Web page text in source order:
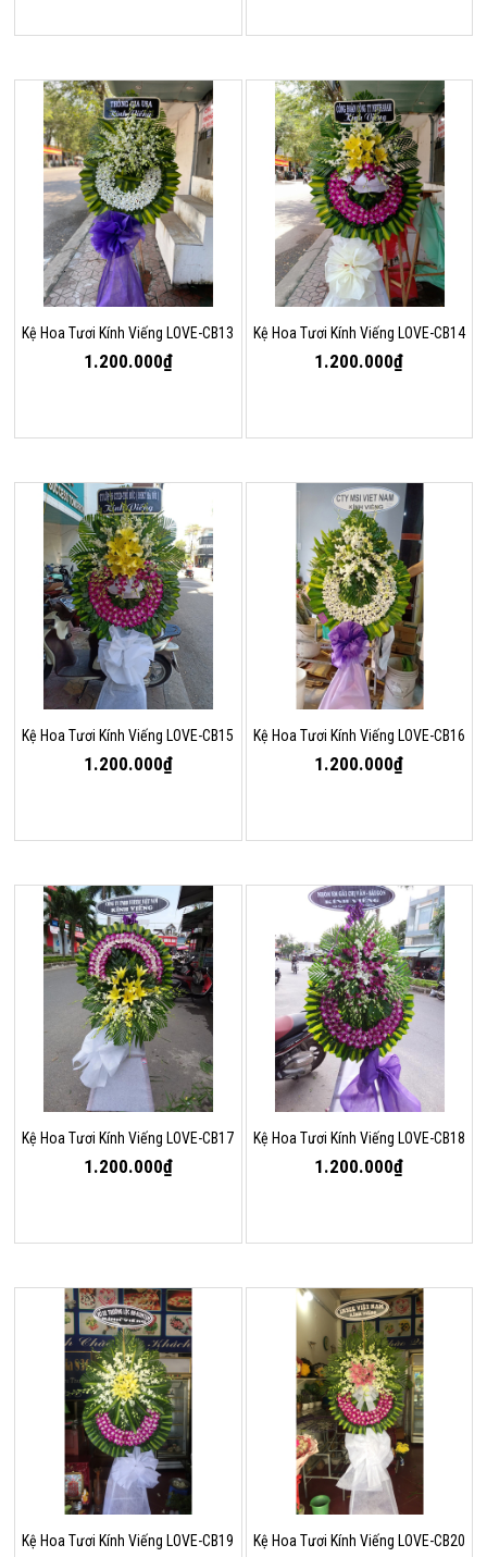
Kệ Hoa Tươi Kính Viếng LOVE-CB13
1.200.000₫
Kệ Hoa Tươi Kính Viếng LOVE-CB14
1.200.000₫
Kệ Hoa Tươi Kính Viếng LOVE-CB15
1.200.000₫
Kệ Hoa Tươi Kính Viếng LOVE-CB16
1.200.000₫
Kệ Hoa Tươi Kính Viếng LOVE-CB17
1.200.000₫
Kệ Hoa Tươi Kính Viếng LOVE-CB18
1.200.000₫
Kệ Hoa Tươi Kính Viếng LOVE-CB19 Kệ Hoa Tươi Kính Viếng LOVE-CB20